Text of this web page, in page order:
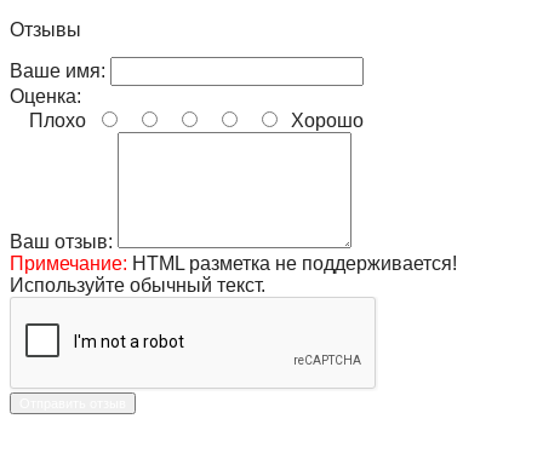
Отзывы
Ваше имя:
Оценка:
Плохо
Хорошо
Ваш отзыв:
Примечание: HTML разметка не поддерживается!
Используйте обычный текст.